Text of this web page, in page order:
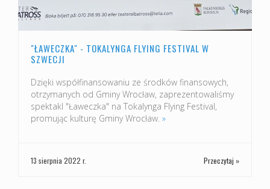
"ŁAWECZKA" - TOKALYNGA FLYING FESTIVAL W
SZWECJI
Dzięki współfinansowaniu ze środków finansowych,
otrzymanych od Gminy Wrocław, zaprezentowaliśmy
spektakl "Ławeczka" na Tokalynga Flying Festival,
promując kulturę Gminy Wrocław. »
13 sierpnia 2022 r. Przeczytaj »